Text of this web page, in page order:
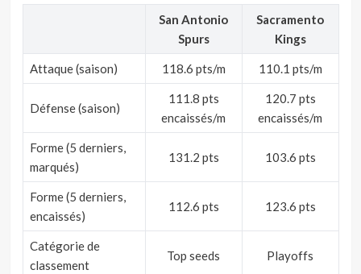
San Antonio
Spurs
Sacramento
Kings
Attaque (saison) 118.6 pts/m 110.1 pts/m
Défense (saison)
111.8 pts
encaissés/m
120.7 pts
encaissés/m
Forme (5 derniers,
marqués)
131.2 pts 103.6 pts
Forme (5 derniers,
encaissés)
112.6 pts 123.6 pts
Catégorie de
classement
Top seeds Playoffs